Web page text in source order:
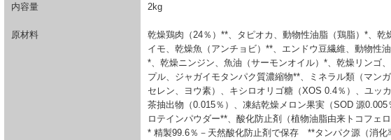
内容量 2kg
原材料
乾燥鶏肉（24％）**、タピオカ、動物性油脂（鶏脂）*、乾
イモ、乾燥魚（アンチョビ）**、エンドウ豆繊維、動物性油
*、乾燥ニンジン、魚油（サーモンオイル）*、乾燥リンゴ
プル、ジャガイモタンパク質濃縮物**、ミネラル類（マンガ
セレン、ヨウ素）、キシロオリゴ糖（XOS 0.4％）、ユッ
茶抽出物（0.015％）、凍結乾燥メロン果実（SOD 源0.005
ロテインパウダー**、酸化防止剤（植物油脂由来トコフェロ
* 精製99.6％－天然酸化防止剤で保存 **タンパク源（消化